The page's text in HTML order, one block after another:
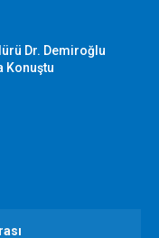
Dr. Demiroğlu
Konuştu